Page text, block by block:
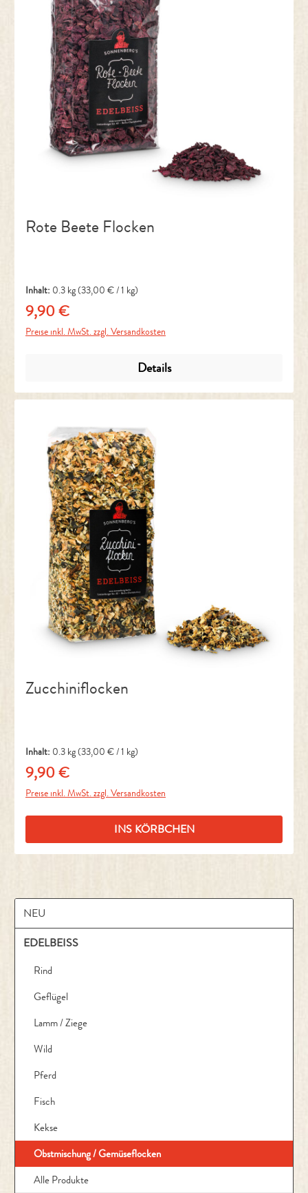
Rote Beete Flocken
Inhalt: 0.3 kg(33,00 € / 1 kg)
Regulärer Preis:
9,90 €
Preise inkl. MwSt. zzgl. Versandkosten
Details
Zucchiniflocken
Inhalt: 0.3 kg(33,00 € / 1 kg)
Regulärer Preis:
9,90 €
Preise inkl. MwSt. zzgl. Versandkosten
INS KÖRBCHEN
NEU
EDELBEISS
Rind
Geflügel
Lamm / Ziege
Wild
Pferd
Fisch
Kekse
Obstmischung / Gemüseflocken
Alle Produkte